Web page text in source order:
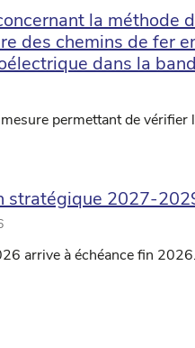
la méthode
des chemins de fer
dans la
permettant de
stratégique 2027-
arrive à échéance fin